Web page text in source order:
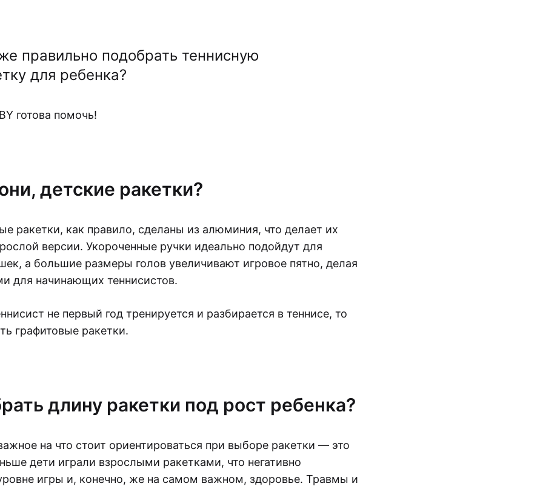
правильно подобрать теннисную
для ребенка?
готова помочь!
детские ракетки?
ракетки, как правило, сделаны из алюминия, что делает их
версии. Укороченные ручки идеально подойдут для
а большие размеры голов увеличивают игровое пятно, делая
для начинающих теннисистов.
не первый год тренируется и разбирается в теннисе, то
графитовые ракетки.
длину ракетки под рост ребенка?
на что стоит ориентироваться при выборе ракетки — это
дети играли взрослыми ракетками, что негативно
игры и, конечно, же на самом важном, здоровье. Травмы и